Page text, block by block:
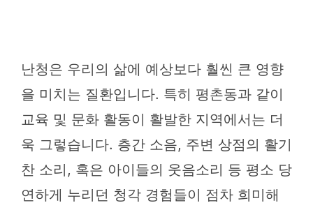
난청은 우리의 삶에 예상보다 훨씬 큰 영향
을 미치는 질환입니다. 특히 평촌동과 같이
교육 및 문화 활동이 활발한 지역에서는 더
욱 그렇습니다. 층간 소음, 주변 상점의 활기
찬 소리, 혹은 아이들의 웃음소리 등 평소 당
연하게 누리던 청각 경험들이 점차 희미해